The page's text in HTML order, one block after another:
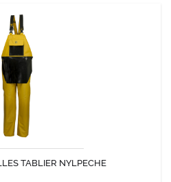
TABLIER NYLPECHE
TABLIER NYLPECHE
d'un tablier protégeant la partie
abdominale.